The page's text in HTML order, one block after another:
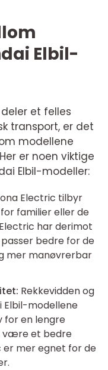
Elbil-
et felles
transport, er det
modellene
er noen viktige
Elbil-modeller:
Electric tilbyr
familier eller de
har derimot
bedre for de
mer manøvrerbar
Rekkevidden og
Elbil-modellene
for en lengre
være et bedre
er mer egnet for de